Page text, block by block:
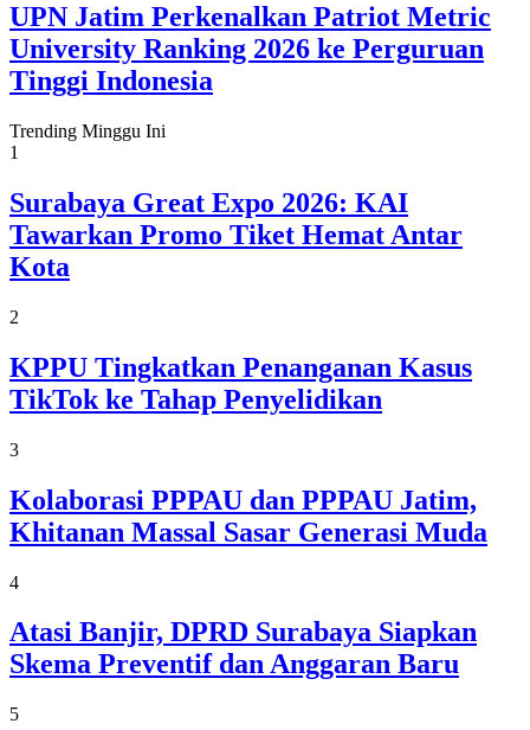
UPN Jatim Perkenalkan Patriot Metric
University Ranking 2026 ke Perguruan
Tinggi Indonesia
Trending Minggu Ini
1
Surabaya Great Expo 2026: KAI
Tawarkan Promo Tiket Hemat Antar
Kota
2
KPPU Tingkatkan Penanganan Kasus
TikTok ke Tahap Penyelidikan
3
Kolaborasi PPPAU dan PPPAU Jatim,
Khitanan Massal Sasar Generasi Muda
4
Atasi Banjir, DPRD Surabaya Siapkan
Skema Preventif dan Anggaran Baru
5